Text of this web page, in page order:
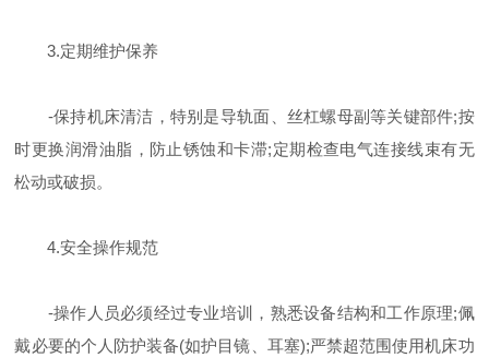
3.定期维护保养
-保持机床清洁，特别是导轨面、丝杠螺母副等关键部件;按
时更换润滑油脂，防止锈蚀和卡滞;定期检查电气连接线束有无
松动或破损。
4.安全操作规范
-操作人员必须经过专业培训，熟悉设备结构和工作原理;佩
戴必要的个人防护装备(如护目镜、耳塞);严禁超范围使用机床功